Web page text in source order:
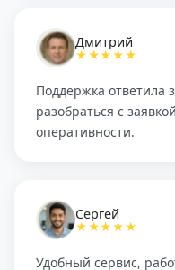
Дмитрий
★★★★★
Поддержка ответила
разобраться с
оперативности.
Сергей
★★★★★
Удобный сервис,